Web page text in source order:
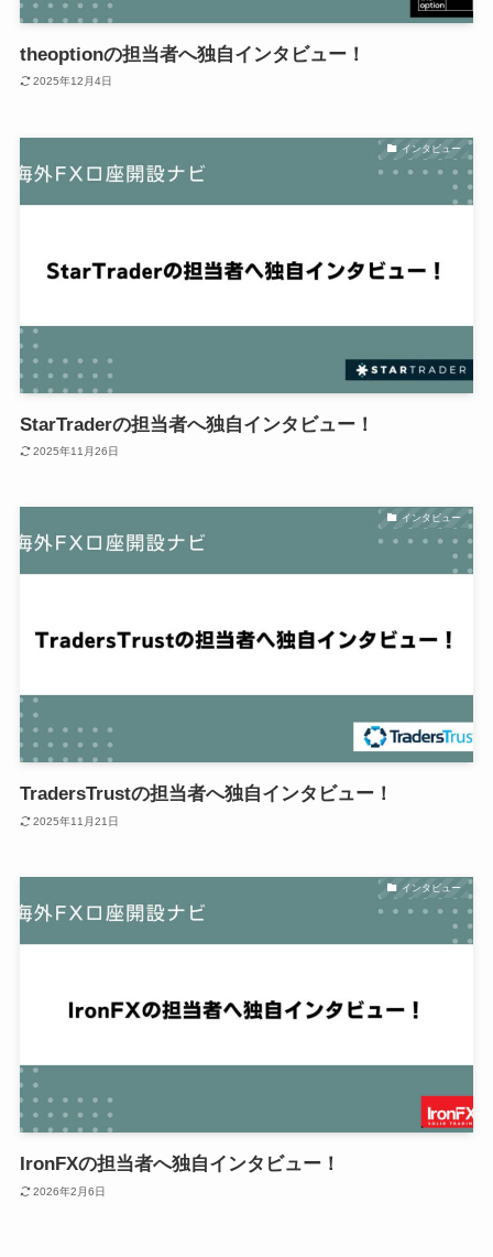
theoptionの担当者へ独自インタビュー！
2025年12月4日
インタビュー
StarTraderの担当者へ独自インタビュー！
2025年11月26日
インタビュー
TradersTrustの担当者へ独自インタビュー！
2025年11月21日
インタビュー
IronFXの担当者へ独自インタビュー！
2026年2月6日